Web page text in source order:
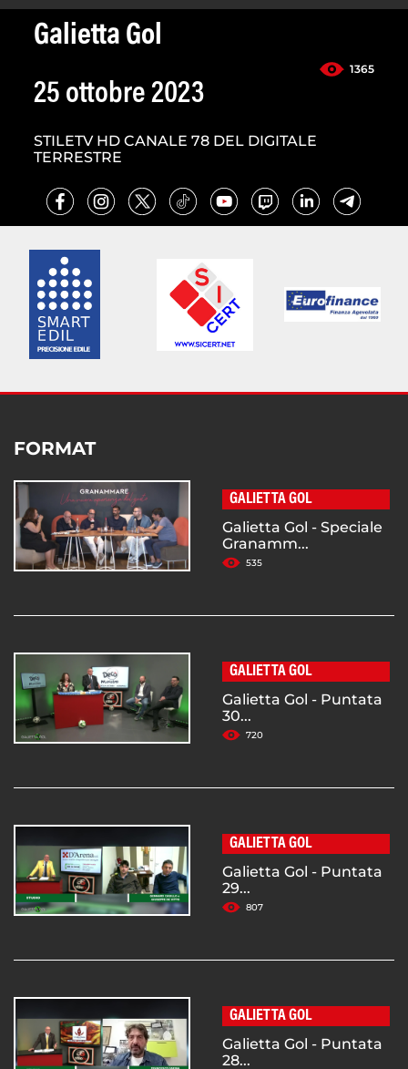
Galietta Gol
1365
25 ottobre 2023
STILETV HD CANALE 78 DEL DIGITALE
TERRESTRE
FORMAT
GALIETTA GOL
Galietta Gol - Speciale
Granamm...
535
GALIETTA GOL
Galietta Gol - Puntata
30...
720
GALIETTA GOL
Galietta Gol - Puntata
29...
807
GALIETTA GOL
Galietta Gol - Puntata
28...